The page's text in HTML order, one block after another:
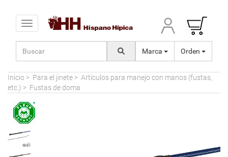
Toggle navigation
Marca Orden
Inicio > Para el jinete > Artículos para manejo con manos (fustas,
etc.) > Fustas de doma